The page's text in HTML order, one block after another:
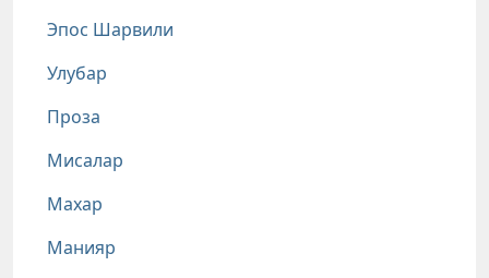
Эпос Шарвили
Улубар
Проза
Мисалар
Махар
Манияр